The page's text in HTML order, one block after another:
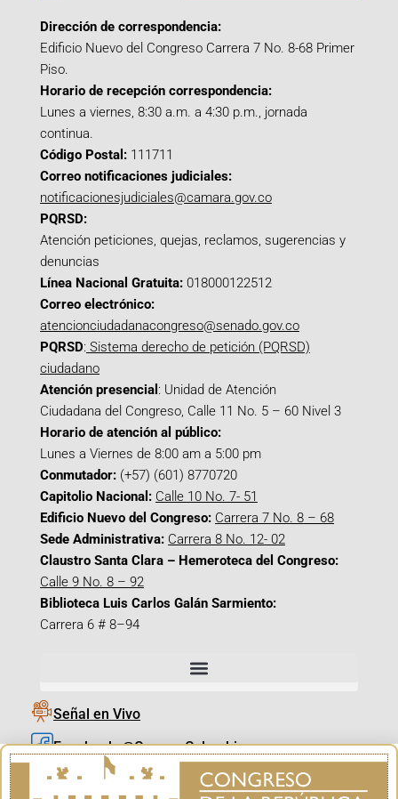
Dirección de correspondencia:
Edificio Nuevo del Congreso Carrera 7 No. 8-68 Primer
Piso.
Horario de recepción correspondencia:
Lunes a viernes, 8:30 a.m. a 4:30 p.m., jornada
continua.
Código Postal: 111711
Correo notificaciones judiciales:
notificacionesjudiciales@camara.gov.co
PQRSD:
Atención peticiones, quejas, reclamos, sugerencias y
denuncias
Línea Nacional Gratuita: 018000122512
Correo electrónico:
atencionciudadanacongreso@senado.gov.co
PQRSD: Sistema derecho de petición (PQRSD)
ciudadano
Atención presencial : Unidad de Atención
Ciudadana del Congreso, Calle 11 No. 5 – 60 Nivel 3
Horario de atención al público:
Lunes a Viernes de 8:00 am a 5:00 pm
Conmutador: (+57) (601) 8770720
Capitolio Nacional: Calle 10 No. 7- 51
Edificio Nuevo del Congreso: Carrera 7 No. 8 – 68
Sede Administrativa: Carrera 8 No. 12- 02
Claustro Santa Clara – Hemeroteca del Congreso:
Calle 9 No. 8 – 92
Biblioteca Luis Carlos Galán Sarmiento:
Carrera 6 # 8–94
Señal en Vivo
Facebook_@CamaraColombia
Instagram_@CamaraColombia